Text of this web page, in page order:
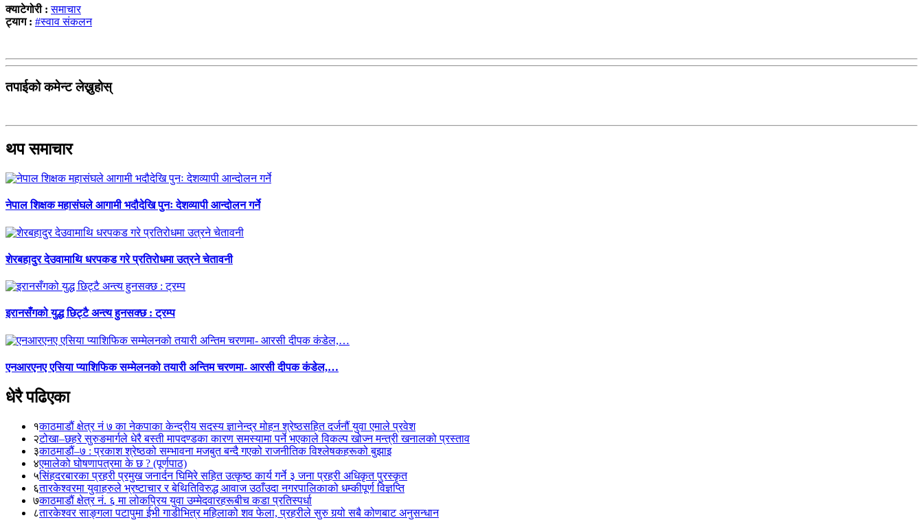
क्याटेगोरी :समाचार
ट्याग : #स्वाव संकलन
तपाईको कमेन्ट लेख्नुहोस्
थप समाचार
नेपाल शिक्षक महासंघले आगामी भदौदेखि पुनः देशव्यापी आन्दोलन गर्ने
शेरबहादुर देउवामाथि धरपकड गरे प्रतिरोधमा उत्रने चेतावनी
इरानसँगको युद्ध छिट्टै अन्त्य हुनसक्छ : ट्रम्प
एनआरएनए एसिया प्याशिफिक सम्मेलनको तयारी अन्तिम चरणमा- आरसी दीपक कंडेल,…
धेरै पढिएका
१काठमाडौं क्षेत्र नं ७ का नेकपाका केन्द्रीय सदस्य ज्ञानेन्द्र मोहन श्रेष्ठसहित दर्जनौं युवा एमाले प्रवेश
२टोखा–छहरे सुरुङमार्गले धेरै बस्ती मापदण्डका कारण समस्यामा पर्ने भएकाले विकल्प खोज्न मन्त्री खनालको प्रस्ताव
३काठमाडौं–७ : प्रकाश श्रेष्ठको सम्भावना मजबुत बन्दै गएको राजनीतिक विश्लेषकहरूको बुझाइ
४एमालेको घोषणापत्रमा के छ ? (पूर्णपाठ)
५सिंहदरबारका प्रहरी प्रमुख जनार्दन घिमिरे सहित उत्कृष्ठ कार्य गर्ने ३ जना प्रहरी अधिकृत पुरस्कृत
६तारकेश्वरमा युवाहरुले भ्रष्टाचार र बेथितिविरुद्ध आवाज उठाँउदा नगरपालिकाको धम्कीपूर्ण विज्ञप्ति
७काठमाडौं क्षेत्र नं. ६ मा लोकप्रिय युवा उम्मेदवारहरूबीच कडा प्रतिस्पर्धा
८तारकेश्वर साङ्गला पटापुमा ईभी गाडीभित्र महिलाको शव फेला, प्रहरीले सुरु गर्‍यो सबै कोणबाट अनुसन्धान